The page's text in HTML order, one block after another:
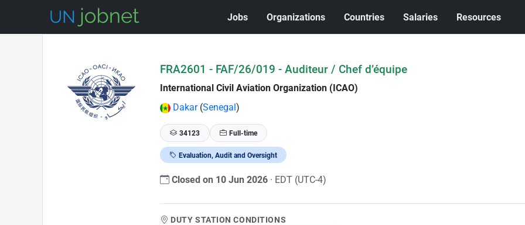
Jobs Organizations Countries Salaries Resources
FRA2601 - FAF/26/019 - Auditeur / Chef d’équipe
International Civil Aviation Organization (ICAO)
Dakar(Senegal)
34123 Full-time
Evaluation, Audit and Oversight
Closed on 10 Jun 2026 · EDT (UTC-4)
DUTY STATION CONDITIONS